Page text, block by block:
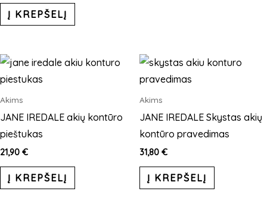
Į KREPŠELĮ
Akims
JANE IREDALE akių kontūro
pieštukas
21,90 €
Į KREPŠELĮ
This
multiple
Akims
JANE IREDALE Skystas akių
kontūro pravedimas
31,80 €
Į KREPŠELĮ